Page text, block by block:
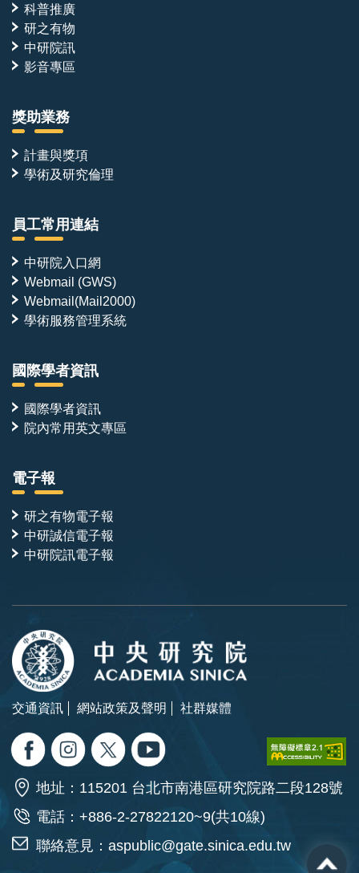
科普推廣
研之有物
中研院訊
影音專區
獎助業務
計畫與獎項
學術及研究倫理
員工常用連結
中研院入口網
Webmail (GWS)
Webmail(Mail2000)
學術服務管理系統
國際學者資訊
國際學者資訊
院內常用英文專區
電子報
研之有物電子報
中研誠信電子報
中研院訊電子報
交通資訊 網站政策及聲明 社群媒體
地址：115201 台北市南港區研究院路二段128號
電話：+886-2-27822120~9(共10線)
聯絡意見： aspublic@gate.sinica.edu.tw